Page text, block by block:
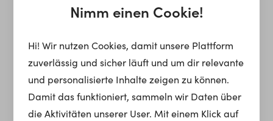
Nimm einen Cookie!
Hi! Wir nutzen Cookies, damit unsere Plattform
zuverlässig und sicher läuft und um dir relevante
und personalisierte Inhalte zeigen zu können.
Damit das funktioniert, sammeln wir Daten über
die Aktivitäten unserer User. Mit einem Klick auf